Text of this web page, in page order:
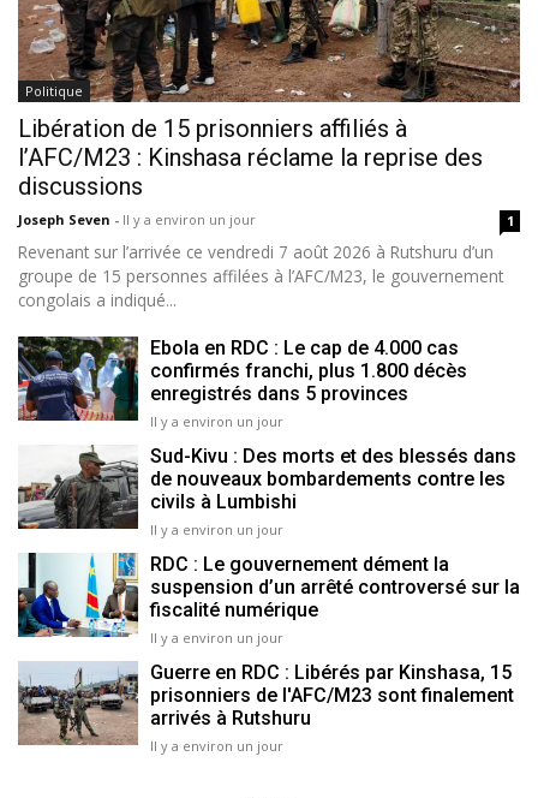
Politique
Libération de 15 prisonniers affiliés à
l’AFC/M23 : Kinshasa réclame la reprise des
discussions
Joseph Seven - Il y a environ un jour 1
Revenant sur l’arrivée ce vendredi 7 août 2026 à Rutshuru d’un
groupe de 15 personnes affilées à l’AFC/M23, le gouvernement
congolais a indiqué...
Ebola en RDC : Le cap de 4.000 cas
confirmés franchi, plus 1.800 décès
enregistrés dans 5 provinces
Il y a environ un jour
Sud-Kivu : Des morts et des blessés dans
de nouveaux bombardements contre les
civils à Lumbishi
Il y a environ un jour
RDC : Le gouvernement dément la
suspension d’un arrêté controversé sur la
fiscalité numérique
Il y a environ un jour
Guerre en RDC : Libérés par Kinshasa, 15
prisonniers de l'AFC/M23 sont finalement
arrivés à Rutshuru
Il y a environ un jour